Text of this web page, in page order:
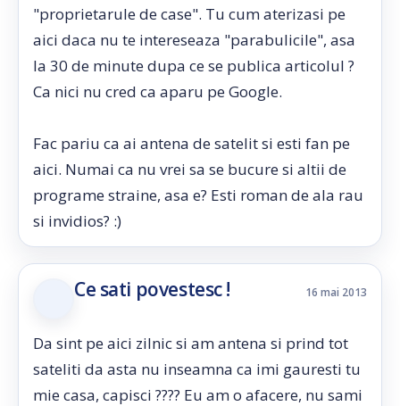
"proprietarule de case". Tu cum aterizasi pe
aici daca nu te intereseaza "parabulicile", asa
la 30 de minute dupa ce se publica articolul ?
Ca nici nu cred ca aparu pe Google.
Fac pariu ca ai antena de satelit si esti fan pe
aici. Numai ca nu vrei sa se bucure si altii de
programe straine, asa e? Esti roman de ala rau
si invidios? :)
Ce sati povestesc ! 16 mai 2013
Da sint pe aici zilnic si am antena si prind tot
sateliti da asta nu inseamna ca imi gauresti tu
mie casa, capisci ???? Eu am o afacere, nu sami